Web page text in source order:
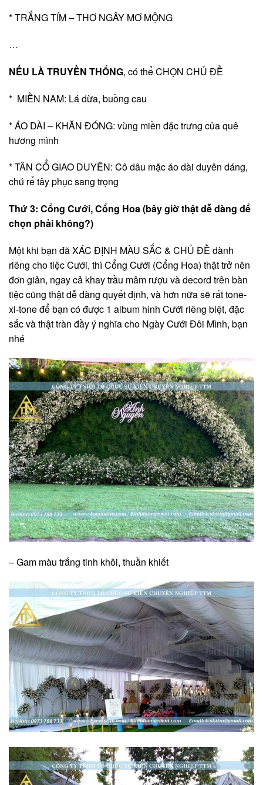
* TRẮNG TÍM – THƠ NGÂY MƠ MỘNG
…
NẾU LÀ TRUYỀN THỐNG, có thể CHỌN CHỦ ĐỀ
* MIỀN NAM: Lá dừa, buồng cau
* ÁO DÀI – KHĂN ĐÓNG: vùng miền đặc trưng của quê
hương mình
* TÂN CỔ GIAO DUYÊN: Cô dâu mặc áo dài duyên dáng,
chú rể tây phục sang trọng
Thứ 3: Cổng Cưới, Cổng Hoa (bây giờ thật dễ dàng để
chọn phải không?)
Một khi bạn đã XÁC ĐỊNH MÀU SẮC & CHỦ ĐỀ dành
riêng cho tiệc Cưới, thì Cổng Cưới (Cổng Hoa) thật trở nên
đơn giản, ngay cả khay trầu mâm rượu và decord trên bàn
tiệc cũng thật dễ dàng quyết định, và hơn nữa sẽ rất tone-
xi-tone để bạn có được 1 album hình Cưới riêng biệt, đặc
sắc và thật tràn đầy ý nghĩa cho Ngày Cưới Đôi Mình, bạn
nhé
– Gam màu trắng tinh khôi, thuần khiết